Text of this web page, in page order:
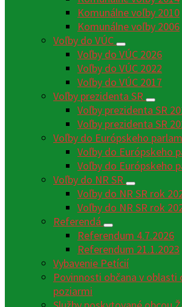
Komunálne voľby 2010
Komunálne voľby 2006
Voľby do VÚC
Voľby do VÚC 2026
Voľby do VÚC 2022
Voľby do VÚC 2017
Voľby prezidenta SR
Voľby prezidenta SR
Voľby prezidenta SR
Voľby do Európskeho
Voľby do Európskeho
Voľby do Európskeho
Voľby do NR SR
Voľby do NR SR rok
Voľby do NR SR rok
Referendá
Referendum 4.7.2026
Referendum 21.1.2023
Vybavenie Petícií
Povinnosti občana v oblasti
poziarmi